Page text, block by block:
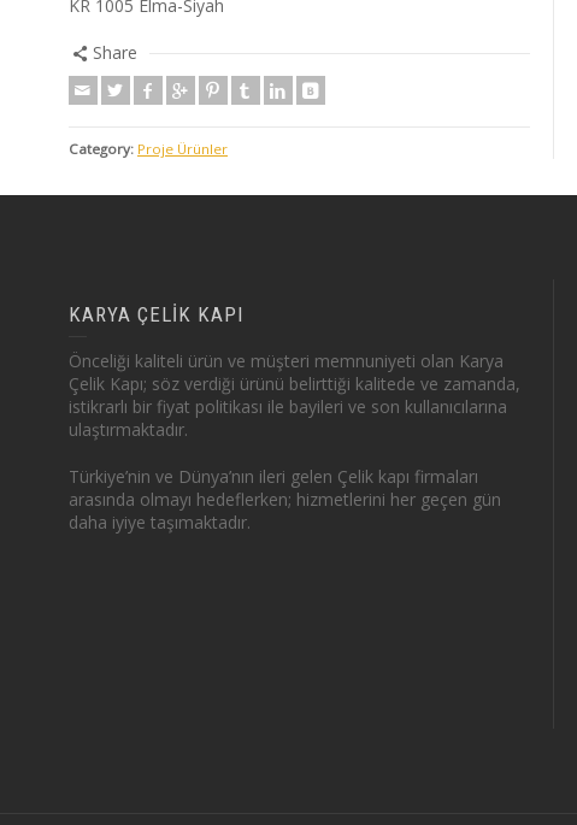
KR 1005 Elma-Siyah
Share
Category: Proje Ürünler
KARYA ÇELİK KAPI
Önceliği kaliteli ürün ve müşteri memnuniyeti olan Karya
Çelik Kapı; söz verdiği ürünü belirttiği kalitede ve zamanda,
istikrarlı bir fiyat politikası ile bayileri ve son kullanıcılarına
ulaştırmaktadır.
Türkiye’nin ve Dünya’nın ileri gelen Çelik kapı firmaları
arasında olmayı hedeflerken; hizmetlerini her geçen gün
daha iyiye taşımaktadır.